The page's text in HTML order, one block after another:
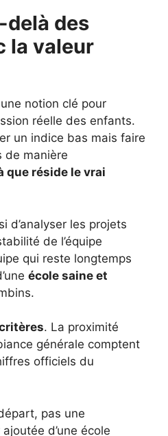
delà des
la valeur
notion clé pour
réelle des enfants.
un indice bas mais faire
de manière
que réside le vrai
d’analyser les projets
de l’équipe
qui reste longtemps
école saine et
. La proximité
générale comptent
officiels du
pas une
d’une école